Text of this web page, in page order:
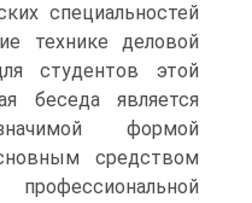
специальностей
технике деловой
студентов этой
беседа является
формой
средством